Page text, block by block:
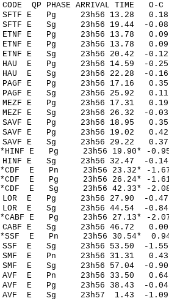
CODE QP PHASE ARRIVAL
SFTF E Pg 23h56
SFTF E Sg 23h56
ETNF E Pg 23h56
ETNF E Pg 23h56
ETNF E Sg 23h56
HAU E Pg 23h56
HAU E Sg 23h56 22.28 -
PAGF E Pg
PAGF E Sg 23h56 25.92
MEZF E Pg 23h56
MEZF E Sg 23h56 26.32 -
SAVF E Pg 23h56
SAVF E Pg 23h56
SAVF E Sg 23h56
*HINF E Pg 23h56
HINF E Sg 23h56 32.47 -
*CDF E Pn 23h56
*CDF E Pg 23h56
*CDF E Sg 23h56 42.33*
LOR E Pg 23h56
LOR E Sg 23h56 44.54 -
*CABF E Pg 23h56
CABF E Sg 23h56 46.72
*SSF E Pn 23h56
SSF E Sg 23h56 53.50 -
SMF E Pn 23h56
SMF E Sg 23h56 57.04 -
AVF E Pn 23h56
AVF E Pg 23h56
AVF E Sg 23h57 1.43 -